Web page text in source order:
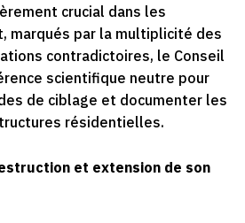
crucial dans les
marqués par la multiplicité des
contradictoires, le Conseil
scientifique neutre pour
de ciblage et documenter les
résidentielles.
et extension de son